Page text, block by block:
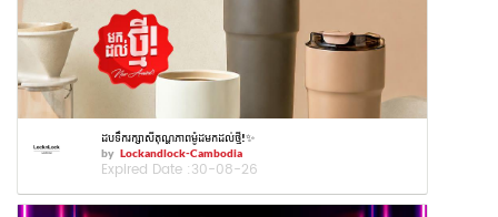
ដបទឹករក្សាសីតុណ្ហភាពម៉ូដមកដល់ថ្មី!✨
by Lockandlock-Cambodia
Expired Date :30-08-26